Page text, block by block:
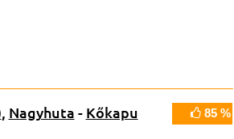
85 %
, Nagyhuta - Kőkapu